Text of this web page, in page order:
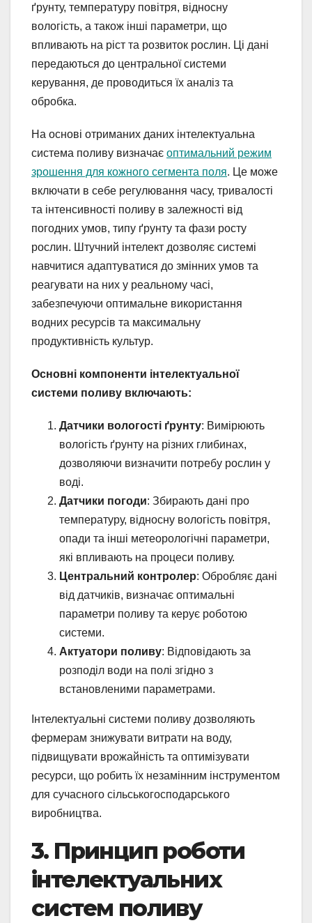
ґрунту, температуру повітря, відносну
вологість, а також інші параметри, що
впливають на ріст та розвиток рослин. Ці дані
передаються до центральної системи
керування, де проводиться їх аналіз та
обробка.
На основі отриманих даних інтелектуальна
система поливу визначає оптимальний режим
зрошення для кожного сегмента поля. Це може
включати в себе регулювання часу, тривалості
та інтенсивності поливу в залежності від
погодних умов, типу ґрунту та фази росту
рослин. Штучний інтелект дозволяє системі
навчитися адаптуватися до змінних умов та
реагувати на них у реальному часі,
забезпечуючи оптимальне використання
водних ресурсів та максимальну
продуктивність культур.
Основні компоненти інтелектуальної
системи поливу включають:
Датчики вологості ґрунту: Вимірюють
вологість ґрунту на різних глибинах,
дозволяючи визначити потребу рослин у
воді.
Датчики погоди: Збирають дані про
температуру, відносну вологість повітря,
опади та інші метеорологічні параметри,
які впливають на процеси поливу.
Центральний контролер: Обробляє дані
від датчиків, визначає оптимальні
параметри поливу та керує роботою
системи.
Актуатори поливу: Відповідають за
розподіл води на полі згідно з
встановленими параметрами.
Інтелектуальні системи поливу дозволяють
фермерам знижувати витрати на воду,
підвищувати врожайність та оптимізувати
ресурси, що робить їх незамінним інструментом
для сучасного сільськогосподарського
виробництва.
3. Принцип роботи
інтелектуальних
систем поливу